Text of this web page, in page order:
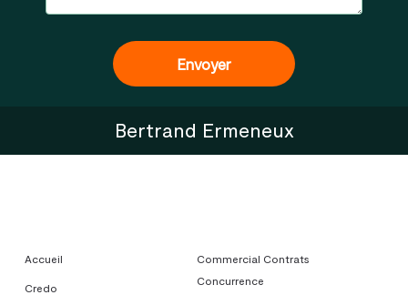
Bertrand Ermeneux
Accueil
Credo
Commercial Contrats
Concurrence